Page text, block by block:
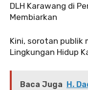
‎‎DLH Karawang di
Membiarkan
‎Kini, sorotan publik
Lingkungan Hidup
Baca Juga H.